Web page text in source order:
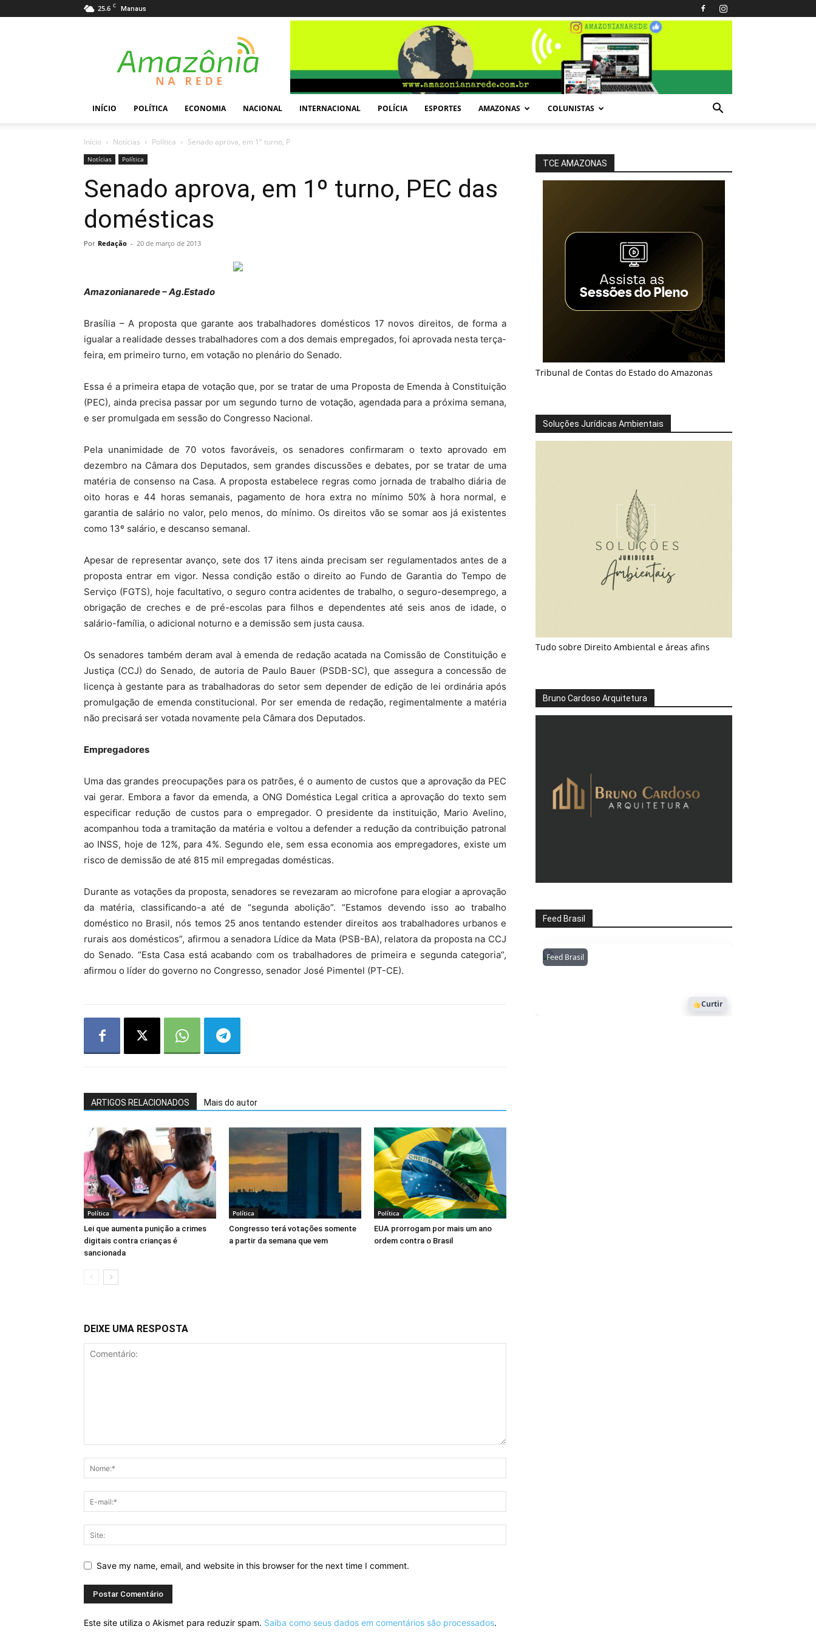
25.6 C Manaus
Rede
INÍCIO POLÍTICA ECONOMIA NACIONAL INTERNACIONAL POLÍCIA ESPORTES AMAZONAS COLUNISTAS
Início Notícias Política Senado aprova, em 1º turno, PEC das domésticas
Notícias Política
Senado aprova, em 1º turno, PEC das
domésticas
Por Redação - 20 de março de 2013
Amazonianarede – Ag.Estado
Brasília – A proposta que garante aos trabalhadores domésticos 17 novos direitos, de forma a
igualar a realidade desses trabalhadores com a dos demais empregados, foi aprovada nesta terça-
feira, em primeiro turno, em votação no plenário do Senado.
Essa é a primeira etapa de votação que, por se tratar de uma Proposta de Emenda à Constituição
(PEC), ainda precisa passar por um segundo turno de votação, agendada para a próxima semana,
e ser promulgada em sessão do Congresso Nacional.
Pela unanimidade de 70 votos favoráveis, os senadores confirmaram o texto aprovado em
dezembro na Câmara dos Deputados, sem grandes discussões e debates, por se tratar de uma
matéria de consenso na Casa. A proposta estabelece regras como jornada de trabalho diária de
oito horas e 44 horas semanais, pagamento de hora extra no mínimo 50% à hora normal, e
garantia de salário no valor, pelo menos, do mínimo. Os direitos vão se somar aos já existentes
como 13º salário, e descanso semanal.
Apesar de representar avanço, sete dos 17 itens ainda precisam ser regulamentados antes de a
proposta entrar em vigor. Nessa condição estão o direito ao Fundo de Garantia do Tempo de
Serviço (FGTS), hoje facultativo, o seguro contra acidentes de trabalho, o seguro-desemprego, a
obrigação de creches e de pré-escolas para filhos e dependentes até seis anos de idade, o
salário-família, o adicional noturno e a demissão sem justa causa.
Os senadores também deram aval à emenda de redação acatada na Comissão de Constituição e
Justiça (CCJ) do Senado, de autoria de Paulo Bauer (PSDB-SC), que assegura a concessão de
licença à gestante para as trabalhadoras do setor sem depender de edição de lei ordinária após
promulgação de emenda constitucional. Por ser emenda de redação, regimentalmente a matéria
não precisará ser votada novamente pela Câmara dos Deputados.
Empregadores
Uma das grandes preocupações para os patrões, é o aumento de custos que a aprovação da PEC
vai gerar. Embora a favor da emenda, a ONG Doméstica Legal critica a aprovação do texto sem
especificar redução de custos para o empregador. O presidente da instituição, Mario Avelino,
acompanhou toda a tramitação da matéria e voltou a defender a redução da contribuição patronal
ao INSS, hoje de 12%, para 4%. Segundo ele, sem essa economia aos empregadores, existe um
risco de demissão de até 815 mil empregadas domésticas.
Durante as votações da proposta, senadores se revezaram ao microfone para elogiar a aprovação
da matéria, classificando-a até de “segunda abolição”. “Estamos devendo isso ao trabalho
doméstico no Brasil, nós temos 25 anos tentando estender direitos aos trabalhadores urbanos e
rurais aos domésticos”, afirmou a senadora Lídice da Mata (PSB-BA), relatora da proposta na CCJ
do Senado. “Esta Casa está acabando com os trabalhadores de primeira e segunda categoria”,
afirmou o líder do governo no Congresso, senador José Pimentel (PT-CE).
ARTIGOS RELACIONADOS Mais do autor
Política
Lei que aumenta punição a crimes
digitais contra crianças é
sancionada
Política
Congresso terá votações somente
a partir da semana que vem
Política
EUA prorrogam por mais um ano
ordem contra o Brasil
DEIXE UMA RESPOSTA
Save my name, email, and website in this browser for the next time I comment.
Este site utiliza o Akismet para reduzir spam. Saiba como seus dados em comentários são processados.
TCE AMAZONAS
Tribunal de Contas do Estado do Amazonas
Soluções Jurídicas Ambientais
Tudo sobre Direito Ambiental e áreas afins
Bruno Cardoso Arquitetura
Feed Brasil
Feed BrasilAmazonianarede
1053
Curtir